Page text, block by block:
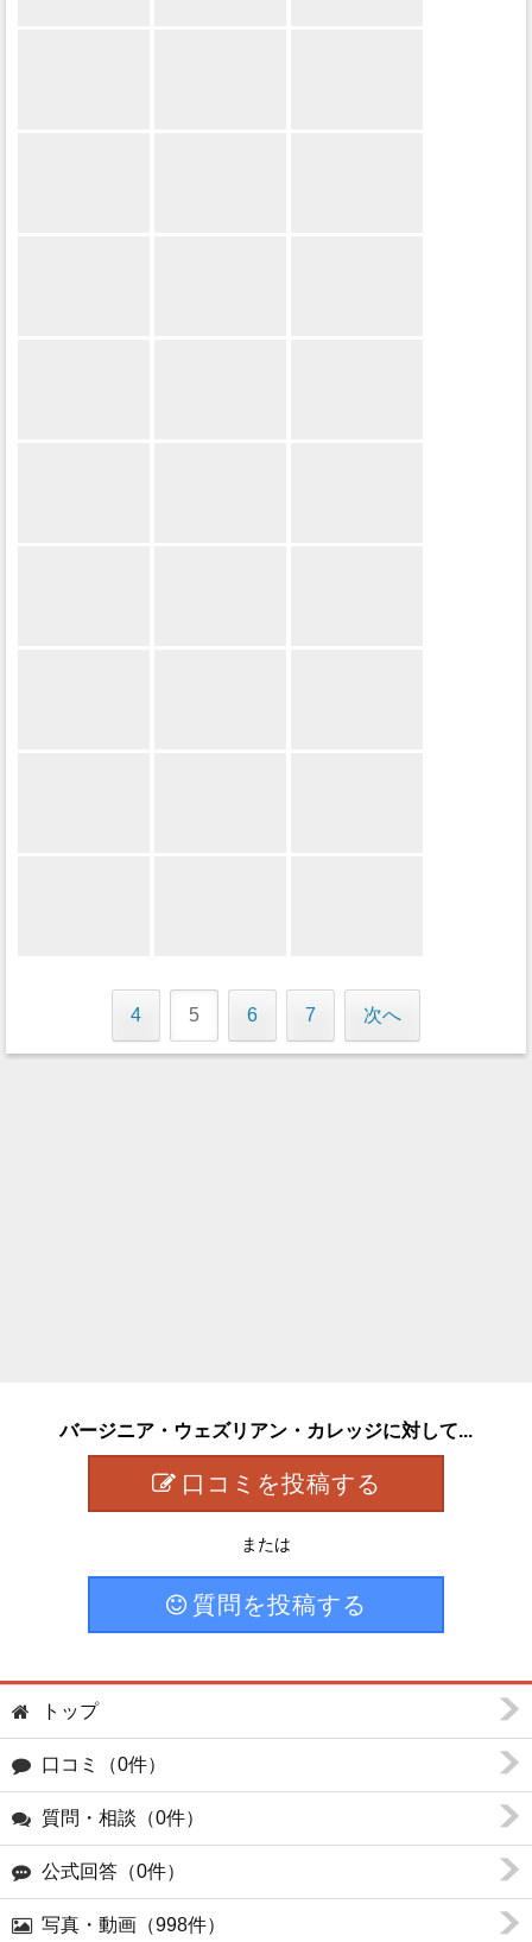
4 5 6 7 次へ
バージニア・ウェズリアン・カレッジに対して...
口コミを投稿する
または
質問を投稿する
トップ
口コミ（0件）
質問・相談（0件）
公式回答（0件）
写真・動画（998件）